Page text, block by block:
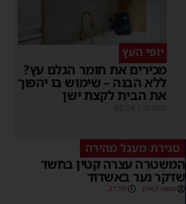
יופי העץ
מכירים את חומר הגלם עץ?
ללא הבנה – שימוש בו יהפוך
את הבית לקצת ישן
מקודם
סגירת מעגל מהירה
המשטרה עצרה קטין בחשד
שדקר נער באשדוד
משה קאהן 21:59